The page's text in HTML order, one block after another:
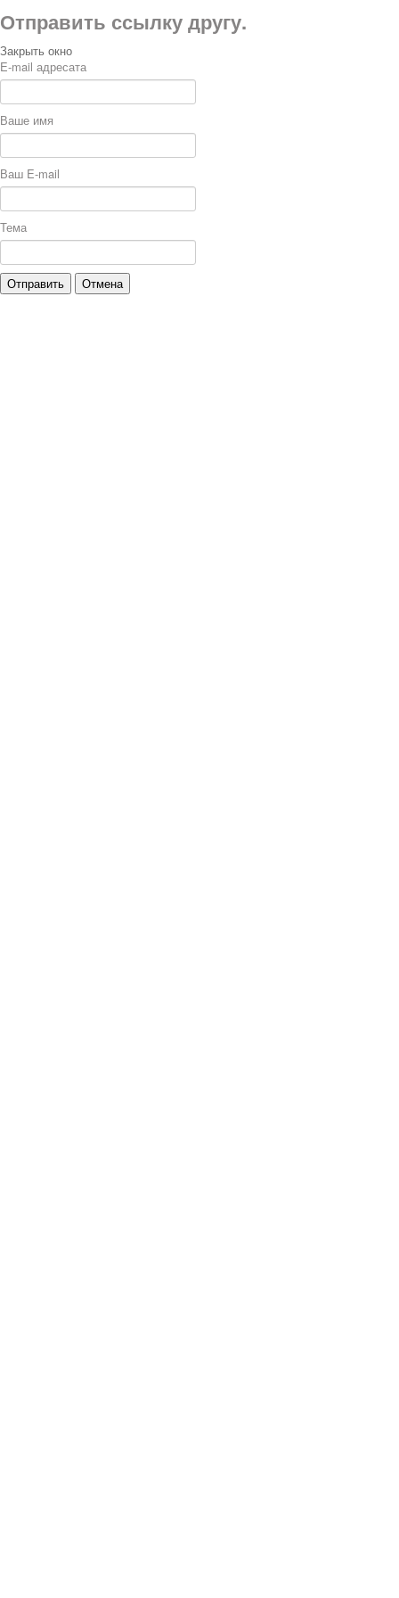
Отправить ссылку другу.
Закрыть окно
E-mail адресата
Ваше имя
Ваш E-mail
Тема
Отправить Отмена